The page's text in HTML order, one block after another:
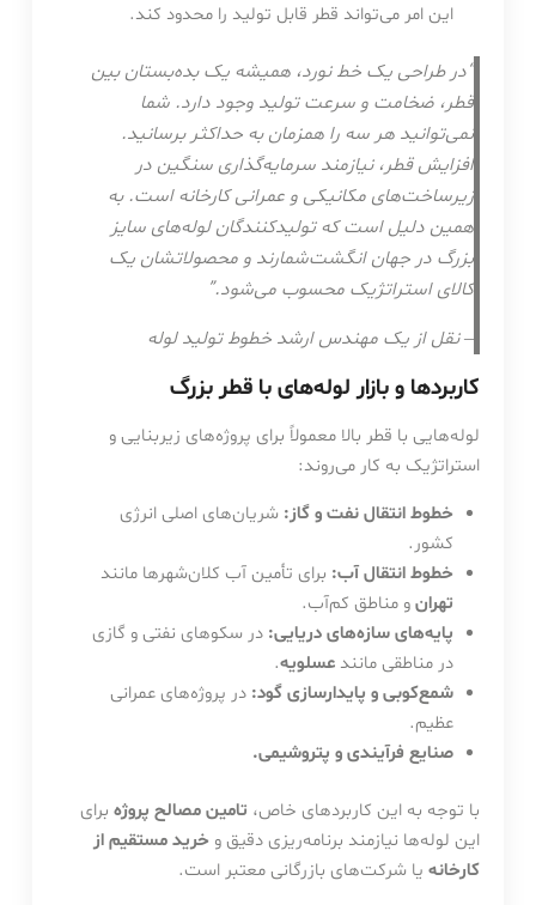
این امر می‌تواند قطر قابل تولید را محدود کند.
“در طراحی یک خط نورد، همیشه یک بده‌بستان بین
قطر، ضخامت و سرعت تولید وجود دارد. شما
نمی‌توانید هر سه را همزمان به حداکثر برسانید.
افزایش قطر، نیازمند سرمایه‌گذاری سنگین در
زیرساخت‌های مکانیکی و عمرانی کارخانه است. به
همین دلیل است که تولیدکنندگان لوله‌های سایز
بزرگ در جهان انگشت‌شمارند و محصولاتشان یک
کالای استراتژیک محسوب می‌شود.”
– نقل از یک مهندس ارشد خطوط تولید لوله
کاربردها و بازار لوله‌های با قطر بزرگ
لوله‌هایی با قطر بالا معمولاً برای پروژه‌های زیربنایی و
استراتژیک به کار می‌روند:
خطوط انتقال نفت و گاز: شریان‌های اصلی انرژی
کشور.
خطوط انتقال آب: برای تأمین آب کلان‌شهرها مانند
تهرانو مناطق کم‌آب.
پایه‌های سازه‌های دریایی: در سکوهای نفتی و گازی
در مناطقی مانندعسلویه.
شمع‌کوبی و پایدارسازی گود: در پروژه‌های عمرانی
عظیم.
صنایع فرآیندی و پتروشیمی.
با توجه به این کاربردهای خاص، تامین مصالح پروژهبرای
این لوله‌ها نیازمند برنامه‌ریزی دقیق و خرید مستقیم از
کارخانهیا شرکت‌های بازرگانی معتبر است.